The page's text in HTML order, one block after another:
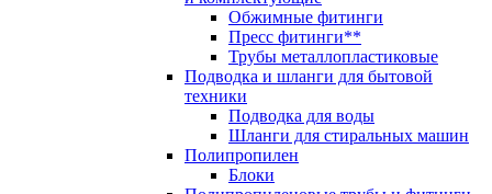
Обжимные фитинги
Пресс фитинги**
Трубы металлопластиковые
Подводка и шланги для бытовой
техники
Подводка для воды
Шланги для стиральных машин
Полипропилен
Блоки